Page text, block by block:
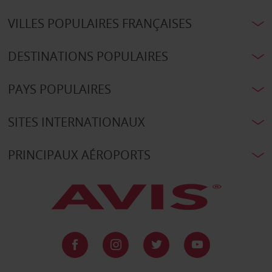
VILLES POPULAIRES FRANÇAISES
DESTINATIONS POPULAIRES
PAYS POPULAIRES
SITES INTERNATIONAUX
PRINCIPAUX AÉROPORTS